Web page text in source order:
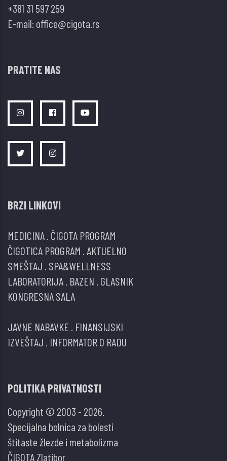
+381 31 597 259
E-mail: office@cigota.rs
PRATITE NAS
BRZI LINKOVI
MEDICINA ČIGOTA PROGRAM
ČIGOTICA PROGRAM AKTUELNO
SMEŠTAJ SPA&WELLNESS
LABORATORIJA BAZEN GLASNIK
KONGRESNA SALA
JAVNE NABAVKE FINANSIJSKI
IZVEŠTAJ INFORMATOR O RADU
POLITIKA PRIVATNOSTI
Copyright © 2003 - 2026.
Specijalna bolnica za bolesti
štitaste žlezde i metabolizma
ČIGOTA Zlatibor